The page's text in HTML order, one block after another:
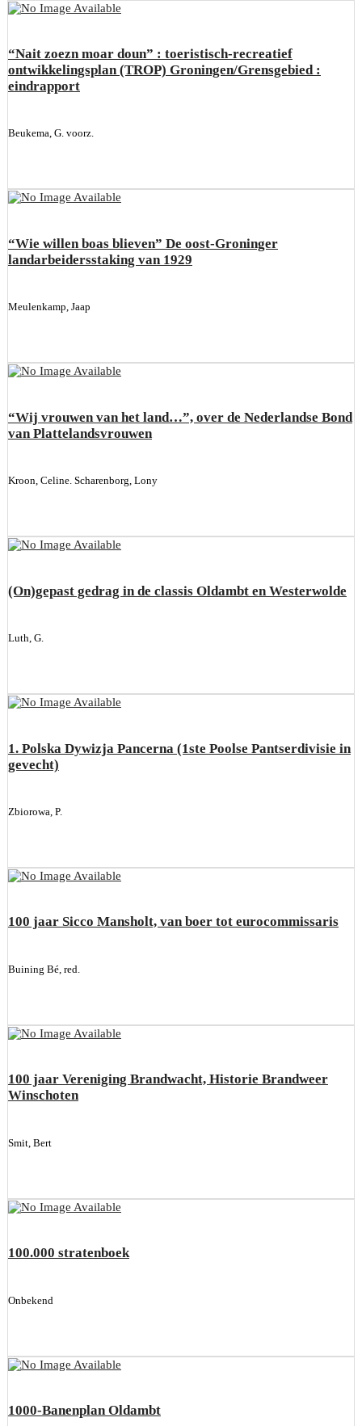
“Nait zoezn moar doun” : toeristisch-recreatief
ontwikkelingsplan (TROP) Groningen/Grensgebied :
eindrapport
Beukema, G. voorz.
“Wie willen boas blieven” De oost-Groninger
landarbeidersstaking van 1929
Meulenkamp, Jaap
“Wij vrouwen van het land…”, over de Nederlandse Bond
van Plattelandsvrouwen
Kroon, Celine. Scharenborg, Lony
(On)gepast gedrag in de classis Oldambt en Westerwolde
Luth, G.
1. Polska Dywizja Pancerna (1ste Poolse Pantserdivisie in
gevecht)
Zbiorowa, P.
100 jaar Sicco Mansholt, van boer tot eurocommissaris
Buining Bé, red.
100 jaar Vereniging Brandwacht, Historie Brandweer
Winschoten
Smit, Bert
100.000 stratenboek
Onbekend
1000-Banenplan Oldambt